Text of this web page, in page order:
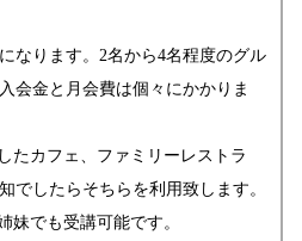
なります。2名から4名程度のグル
会金と月会費は個々にかかりま
たカフェ、ファミリーレストラ
でしたらそちらを利用致します。
でも受講可能です。